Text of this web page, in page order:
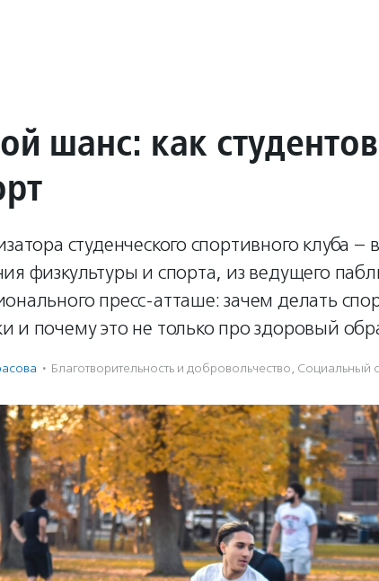
шанс: как
студенческого спортивного клуба –
физкультуры и спорта, из ведущего
пресс-атташе: зачем делать
и почему это не только про здоровый
· Благотвори­тель­ность и доброволь­чест­во, Социальный